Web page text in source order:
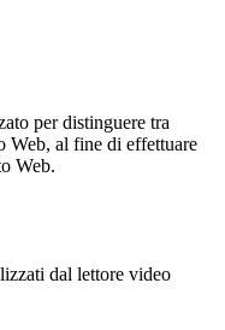
per distinguere tra
Web, al fine di effettuare
Web.
dal lettore video